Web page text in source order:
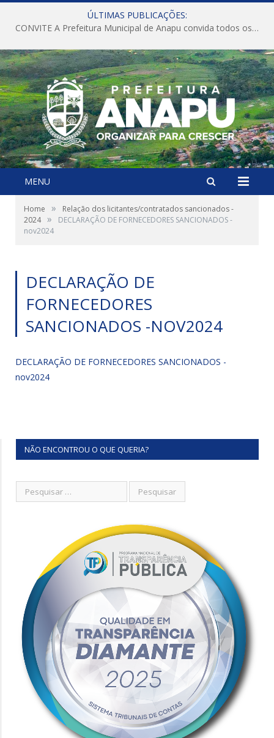
ÚLTIMAS PUBLICAÇÕES:
CONVITE A Prefeitura Municipal de Anapu convida todos os servidores públicos municipais para participarem da Audiência Pública de discussão da Lei de Diretrizes Orçamentárias (LDO), importante instrumento de planejamento das ações e investimentos da Administração Pública para o próximo exercício financeiro.
MENU
Home »
Relação dos licitantes/contratados sancionados -
2024 »
DECLARAÇÃO DE FORNECEDORES SANCIONADOS -
nov2024
DECLARAÇÃO DE
FORNECEDORES
SANCIONADOS -NOV2024
DECLARAÇÃO DE FORNECEDORES SANCIONADOS -
nov2024
NÃO ENCONTROU O QUE QUERIA?